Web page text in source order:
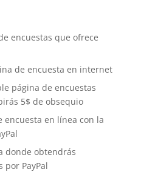
encuestas que ofrece
de encuesta en internet
página de encuestas
5$ de obsequio
encuesta en línea con la
donde obtendrás
por PayPal